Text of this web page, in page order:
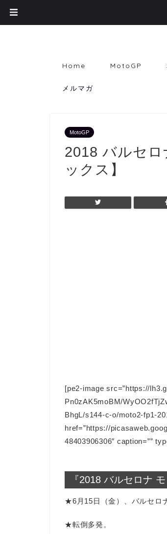
Home MotoGP
メルマガ
MotoGP
2018 バルセ
ックス】
[pe2-image src=”https://
Pn0zAK5moBM/
BhgL/s144-c-o/moto2-fp1-
href=”https://
48403906306″ caption=””
『2018 バルセロナ
★6月15日（金）、バルセロ
★転倒多発。